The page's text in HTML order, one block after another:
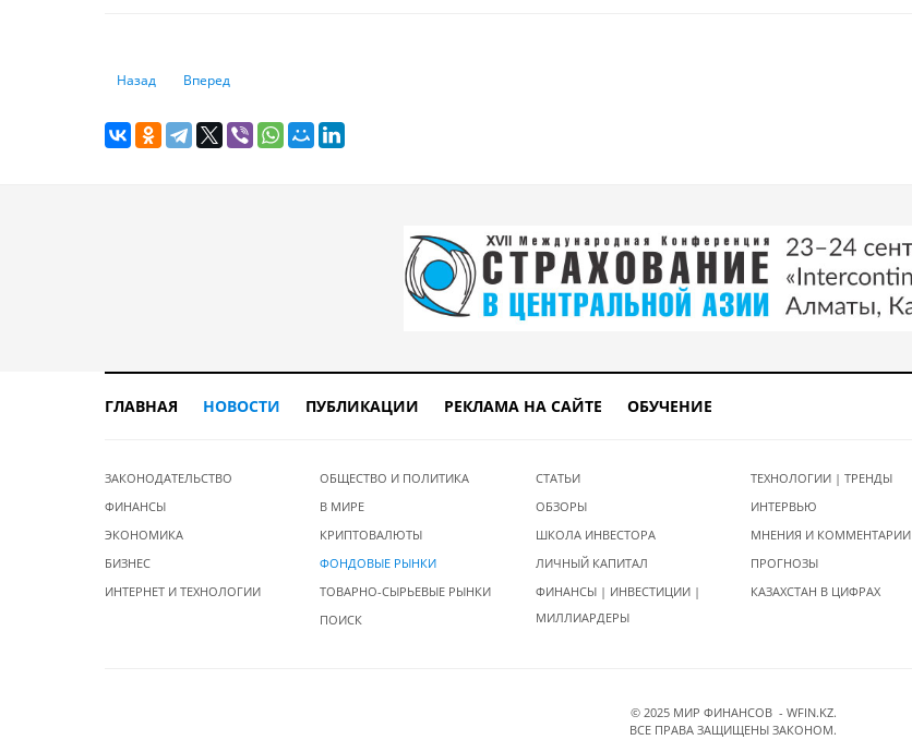
Предыдущий: Dow Jones впервые перешел за отметку в 30 тысяч пунктов
Назад Следующий: Tesla побьет очередной рекорд и подорожает
Вперед
ГЛАВНАЯ НОВОСТИ ПУБЛИКАЦИИ РЕКЛАМА НА САЙТЕ ОБУЧЕНИЕ
ЗАКОНОДАТЕЛЬСТВО
ФИНАНСЫ
ЭКОНОМИКА
БИЗНЕС
ИНТЕРНЕТ И ТЕХНОЛОГИИ
ОБЩЕСТВО И ПОЛИТИКА
В МИРЕ
КРИПТОВАЛЮТЫ
ФОНДОВЫЕ РЫНКИ
ТОВАРНО-СЫРЬЕВЫЕ РЫНКИ
ПОИСК
СТАТЬИ
ОБЗОРЫ
ШКОЛА ИНВЕСТОРА
ЛИЧНЫЙ КАПИТАЛ
ФИНАНСЫ | ИНВЕСТИЦИИ |
МИЛЛИАРДЕРЫ
ТЕХНОЛОГИИ | ТРЕНДЫ
ИНТЕРВЬЮ
МНЕНИЯ И КОММЕНТАРИИ
ПРОГНОЗЫ
КАЗАХСТАН В ЦИФРАХ
© 2025 МИР ФИНАНСОВ - WFIN.KZ.
ВСЕ ПРАВА ЗАЩИЩЕНЫ ЗАКОНОМ.